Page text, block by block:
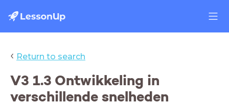
‹ Return to search
V3 1.3 Ontwikkeling in
verschillende snelheden